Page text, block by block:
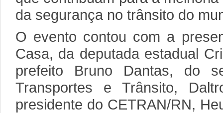
da segurança no trânsito do
O evento contou com a
Casa, da deputada estadual
prefeito Bruno Dantas, do
Transportes e Trânsito,
presidente do CETRAN/RN,